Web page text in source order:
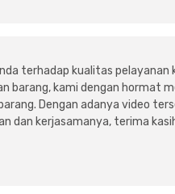
terhadap kualitas
barang, kami dengan hormat
Dengan adanya video
dan kerjasamanya, terima